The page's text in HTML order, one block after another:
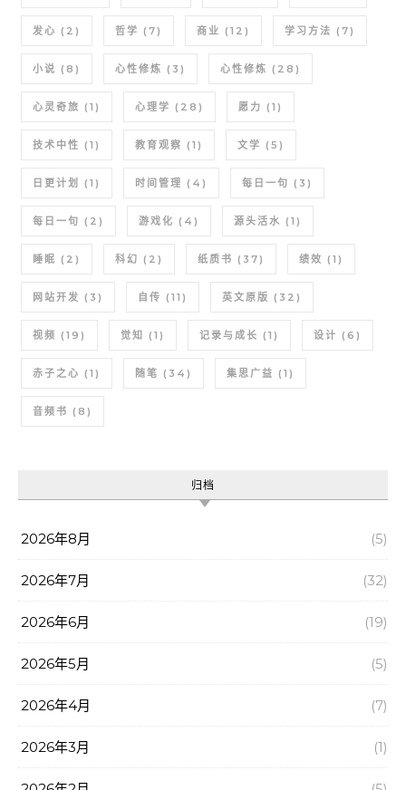
发心 (2) 哲学 (7) 商业 (12) 学习方法 (7)
小说 (8) 心性修炼 (3) 心性修炼 (28)
心灵奇旅 (1) 心理学 (28) 愿力 (1)
技术中性 (1) 教育观察 (1) 文学 (5)
日更计划 (1) 时间管理 (4) 每日一句 (3)
每日一句 (2) 游戏化 (4) 源头活水 (1)
睡眠 (2) 科幻 (2) 纸质书 (37) 绩效 (1)
网站开发 (3) 自传 (11) 英文原版 (32)
视频 (19) 觉知 (1) 记录与成长 (1) 设计 (6)
赤子之心 (1) 随笔 (34) 集思广益 (1)
音频书 (8)
归档
2026年8月 (5)
2026年7月 (32)
2026年6月 (19)
2026年5月 (5)
2026年4月 (7)
2026年3月 (1)